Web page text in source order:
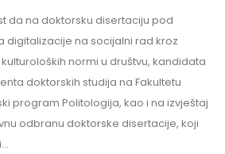
da na doktorsku disertaciju pod
digitalizacije na socijalni rad kroz
normi u društvu, kandidata
doktorskih studija na Fakultetu
program Politologija, kao i na izvještaj
odbranu doktorske disertacije, koji